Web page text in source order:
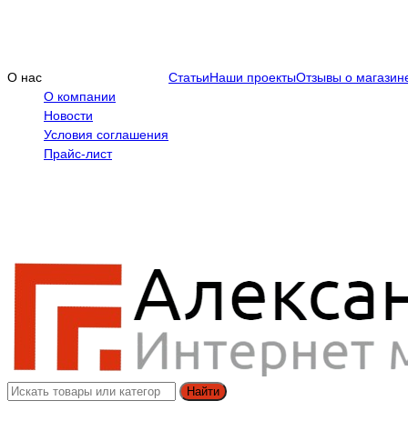
О нас
О компании
Новости
Условия соглашения
Прайс-лист
СтатьиНаши проектыОтзывы о
Найти